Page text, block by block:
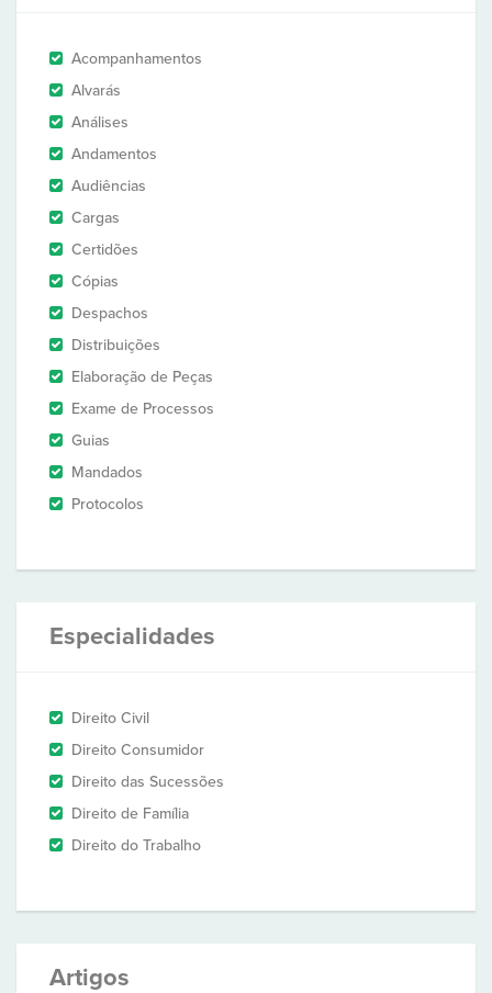
Acompanhamentos
Alvarás
Análises
Andamentos
Audiências
Cargas
Certidões
Cópias
Despachos
Distribuições
Elaboração de Peças
Exame de Processos
Guias
Mandados
Protocolos
Especialidades
Direito Civil
Direito Consumidor
Direito das Sucessões
Direito de Família
Direito do Trabalho
Artigos